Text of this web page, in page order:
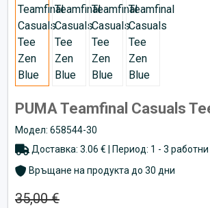
PUMA Teamfinal Casuals
Модел: 658544-30
Доставка: 3.06 € | Период: 1 - 3
Връщане на продукта до 30 дни
35,00 €